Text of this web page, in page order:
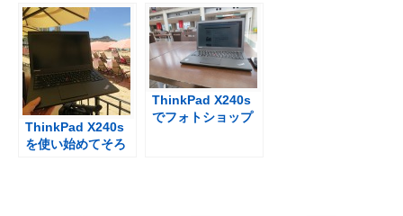
約
会いしました
ThinkPad X240s
を使い始めてそろ
ThinkPad X240s
でフォトショップ